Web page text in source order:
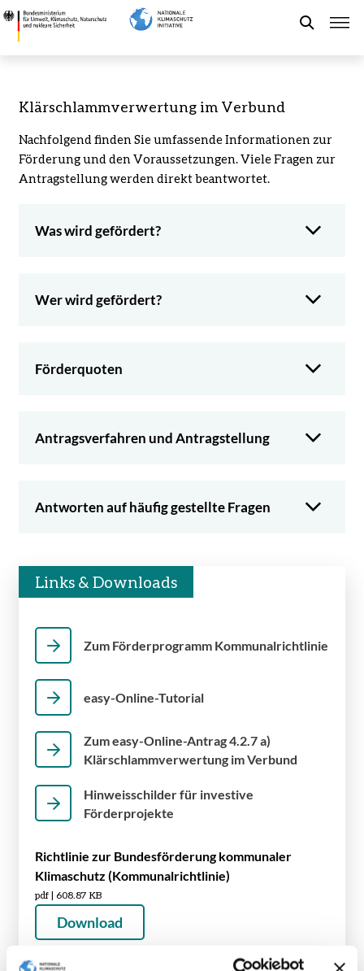
Direkt
zum
4.2.7
Bundesministerium
für
Umwelt,
Kommunaler Klimaschutz
Klärschlammverwertung im Verbund
Nachfolgend finden Sie umfassende Informationen zur
Förderung und den Voraussetzungen. Viele Fragen zur
Antragstellung werden direkt beantwortet.
Was wird gefördert?
Wer wird gefördert?
Förderquoten
Antragsverfahren und Antragstellung
Antworten auf häufig gestellte Fragen
Links & Downloads
Zum Förderprogramm Kommunalrichtlinie
easy-Online-Tutorial
Zum easy-Online-Antrag 4.2.7 a)
Klärschlammverwertung im Verbund
Hinweisschilder für investive
Förderprojekte
Richtlinie zur Bundesförderung kommunaler
Klimaschutz (Kommunalrichtlinie)
pdf | 608.87 KB
Download